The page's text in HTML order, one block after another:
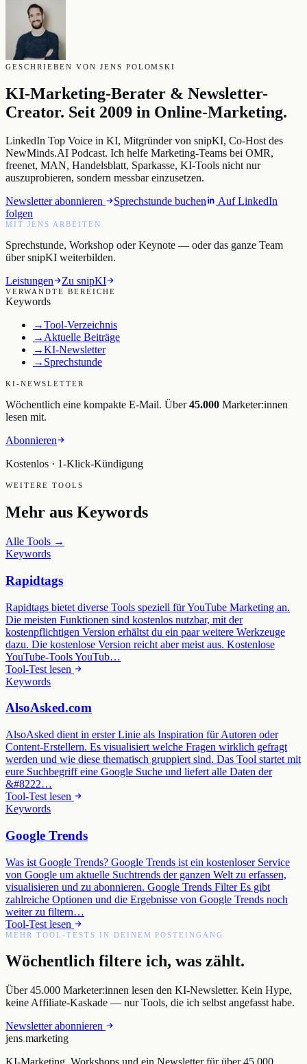
GESCHRIEBEN VON JENS POLOMSKI
KI-Marketing-Berater & Newsletter-
Creator. Seit 2009 in Online-Marketing.
LinkedIn Top Voice in KI, Mitgründer von snipKI, Co-Host des
NewMinds.AI Podcast. Ich helfe Marketing-Teams bei OMR,
freenet, MAN, Handelsblatt, Sparkasse, KI-Tools nicht nur
auszuprobieren, sondern messbar einzusetzen.
Newsletter abonnieren
Sprechstunde buchen
Auf LinkedIn
folgen
MIT JENS ARBEITEN
Sprechstunde, Workshop oder Keynote — oder das ganze Team
über snipKI weiterbilden.
Leistungen
Zu snipKI
VERWANDTE BEREICHE
Keywords
→Tool-Verzeichnis
→Aktuelle Beiträge
→KI-Newsletter
→ Sprechstunde
KI-NEWSLETTER
Wöchentlich eine kompakte E-Mail. Über 45.000 Marketer:innen
lesen mit.
Abonnieren
Kostenlos · 1-Klick-Kündigung
WEITERE TOOLS
Mehr aus Keywords
Alle Tools →
Keywords
Rapidtags
Rapidtags bietet diverse Tools speziell für YouTube Marketing an.
Die meisten Funktionen sind kostenlos nutzbar, mit der
kostenpflichtigen Version erhältst du ein paar weitere Werkzeuge
dazu. Die kostenlose Version reicht aber meist aus. Kostenlose
YouTube-Tools YouTub…
Tool-Test lesen
Keywords
AlsoAsked.com
AlsoAsked dient in erster Linie als Inspiration für Autoren oder
Content-Erstellern. Es visualisiert welche Fragen wirklich gefragt
werden und wie diese thematisch gruppiert sind. Das Tool startet mit
eure Suchbegriff eine Google Suche und liefert alle Daten der
&#8222…
Tool-Test lesen
Keywords
Google Trends
Was ist Google Trends? Google Trends ist ein kostenloser Service
von Google um aktuelle Suchtrends der ganzen Welt zu erfassen,
visualisieren und zu abonnieren. Google Trends Filter Es gibt
zahlreiche Optionen und die Ergebnisse von Google Trends noch
weiter zu filtern…
Tool-Test lesen
MEHR TOOL-TESTS IN DEINEM POSTEINGANG
Wöchentlich filtere ich, was zählt.
Über 45.000 Marketer:innen lesen den KI-Newsletter. Kein Hype,
keine Affiliate-Kaskade — nur Tools, die ich selbst angefasst habe.
Newsletter abonnieren
jens.marketing